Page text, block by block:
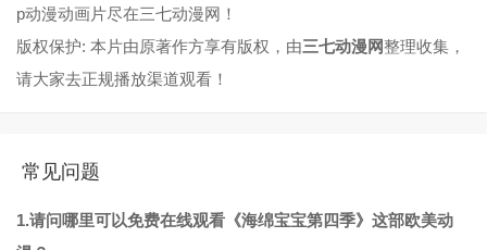
p动漫动画片尽在三七动漫网！
版权保护: 本片由原著作方享有版权，由三七动漫网整理收集，
请大家去正规播放渠道观看！
常见问题
1.请问哪里可以免费在线观看《海绵宝宝第四季》这部欧美动